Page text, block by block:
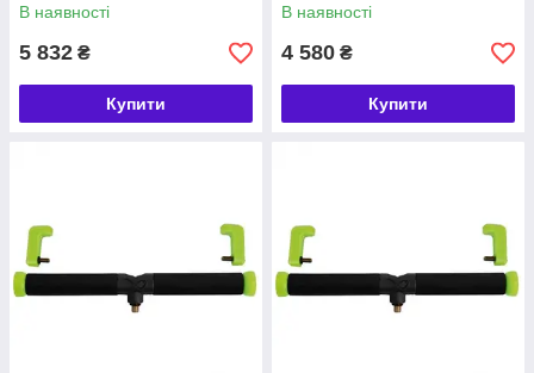
В наявності
5 832 ₴
Купити
В наявності
4 580 ₴
Купити